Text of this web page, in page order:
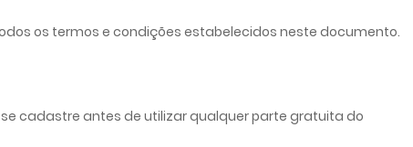
os termos e condições estabelecidos neste documento.
se cadastre antes de utilizar qualquer parte gratuita do